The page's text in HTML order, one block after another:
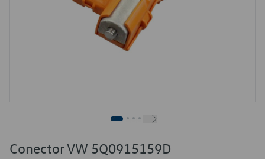
Conector VW 5Q0915159D